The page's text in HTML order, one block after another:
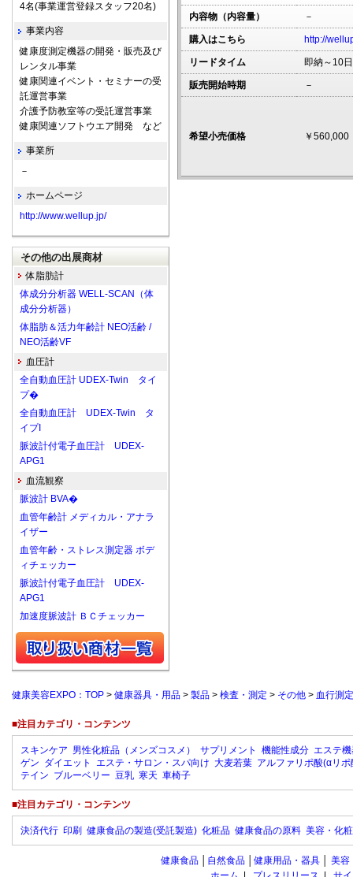
内容物（内容量） －
購入はこちら http://
リードタイム 即納～10日
販売開始時期 －
希望小売価格 ￥560,000
4名(事業運営登録スタッフ20名)
事業内容
健康度測定機器の開発・販売及び
レンタル事業
健康関連イベント・セミナーの受
託運営事業
介護予防教室等の受託運営事業
健康関連ソフトウエア開発 など
事業所
－
ホームページ
http://www.wellup.jp/
その他の出展商材
体脂肪計
体成分分析器 WELL-SCAN（体
成分分析器）
体脂肪＆活力年齢計 NEO活齢 /
NEO活齢VF
血圧計
全自動血圧計 UDEX-Twin タイ
プ�
全自動血圧計 UDEX-Twin タ
イプI
脈波計付電子血圧計 UDEX-
APG1
血流観察
脈波計 BVA�
血管年齢計 メディカル・アナラ
イザー
血管年齢・ストレス測定器 ボデ
ィチェッカー
脈波計付電子血圧計 UDEX-
APG1
加速度脈波計 ＢＣチェッカー
健康美容EXPO：TOP > 健康器具・用品 > 製品 > 検査・測定 > その他 > 血行測
■注目カテゴリ・コンテンツ
スキンケア 男性化粧品（メンズコスメ） サプリメント 機能性成分 エステ
ゲン ダイエット エステ・サロン・スパ向け 大麦若葉 アルファリポ酸(αリポ
テイン ブルーベリー 豆乳 寒天 車椅子
■注目カテゴリ・コンテンツ
決済代行 印刷 健康食品の製造(受託製造) 化粧品 健康食品の原料 美容・化
健康食品 自然食品 健康用品・器具 美容